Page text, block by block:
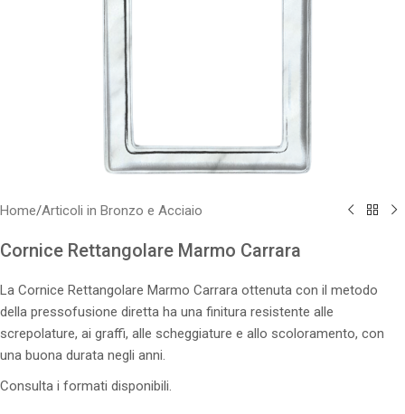
Home/Articoli in Bronzo e Acciaio
Cornice Rettangolare Marmo Carrara
La Cornice Rettangolare Marmo Carrara ottenuta con il metodo
della pressofusione diretta ha una finitura resistente alle
screpolature, ai graffi, alle scheggiature e allo scoloramento, con
una buona durata negli anni.
Consulta i formati disponibili.